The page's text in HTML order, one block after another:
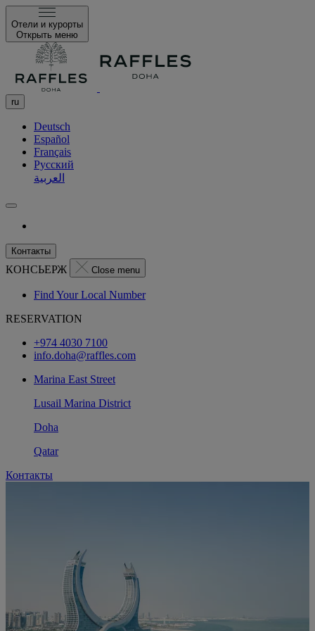
Отели и курорты
Открыть меню
ru
Deutsch
Español
Français
Русский
العربية
Контакты
КОНСЬЕРЖ Close menu
Find Your Local Number
RESERVATION
+974 4030 7100
info.doha@raffles.com
Marina East Street
Lusail Marina District
Doha
Qatar
Контакты